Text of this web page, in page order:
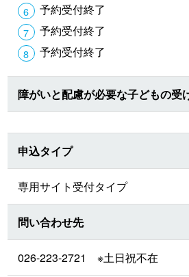
予約受付終了
予約受付終了
予約受付終了
障がいと配慮が必要な子どもの受
申込タイプ
専用サイト受付タイプ
問い合わせ先
026-223-2721 ※土日祝不在